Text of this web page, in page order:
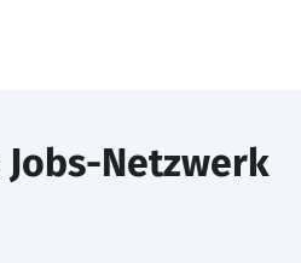
Jobs-Netzwerk